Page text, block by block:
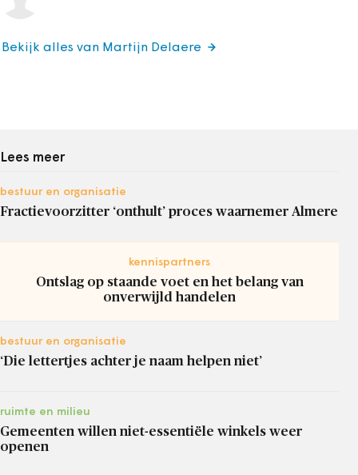
Bekijk alles van Martijn Delaere
Lees meer
bestuur en organisatie
Fractievoorzitter ‘onthult’ proces waarnemer Almere
kennispartners
Ontslag op staande voet en het belang van
onverwijld handelen
bestuur en organisatie
‘Die lettertjes achter je naam helpen niet’
ruimte en milieu
Gemeenten willen niet-essentiële winkels weer
openen